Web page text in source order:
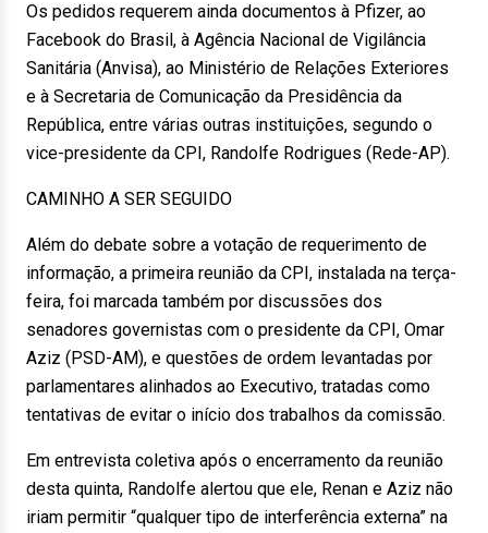
Os pedidos requerem ainda documentos à Pfizer, ao
Facebook do Brasil, à Agência Nacional de Vigilância
Sanitária (Anvisa), ao Ministério de Relações Exteriores
e à Secretaria de Comunicação da Presidência da
República, entre várias outras instituições, segundo o
vice-presidente da CPI, Randolfe Rodrigues (Rede-AP).
CAMINHO A SER SEGUIDO
Além do debate sobre a votação de requerimento de
informação, a primeira reunião da CPI, instalada na terça-
feira, foi marcada também por discussões dos
senadores governistas com o presidente da CPI, Omar
Aziz (PSD-AM), e questões de ordem levantadas por
parlamentares alinhados ao Executivo, tratadas como
tentativas de evitar o início dos trabalhos da comissão.
Em entrevista coletiva após o encerramento da reunião
desta quinta, Randolfe alertou que ele, Renan e Aziz não
iriam permitir “qualquer tipo de interferência externa” na